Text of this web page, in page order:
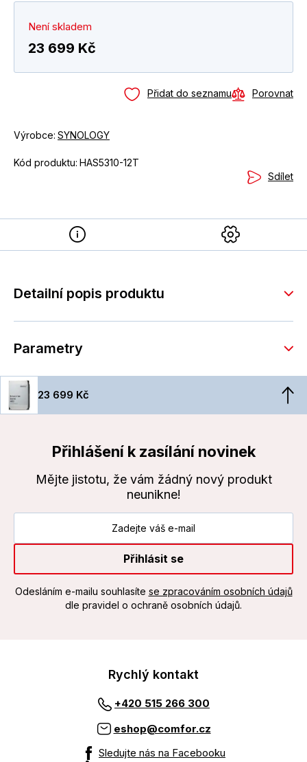
Není skladem
23 699 Kč
Přidat do seznamu Porovnat
Výrobce: SYNOLOGY
Kód produktu: HAS5310-12T
Sdílet
Detailní popis produktu
Parametry
23 699 Kč
Přihlášení k zasílání novinek
Mějte jistotu, že vám žádný nový produkt
neunikne!
Přihlásit se
Odesláním e-mailu souhlasíte se zpracováním osobních údajů
dle pravidel o ochraně osobních údajů.
Rychlý kontakt
+420 515 266 300
eshop@comfor.cz
Sledujte nás na Facebooku